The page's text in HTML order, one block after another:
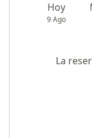
Hoy
9 Ago
La